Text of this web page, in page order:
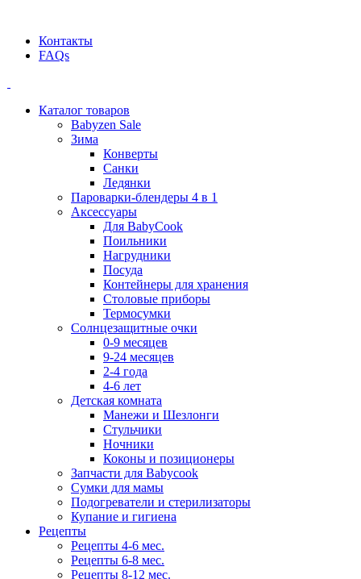
Контакты
FAQs
Каталог товаров
Babyzen Sale
Зима
Конверты
Санки
Ледянки
Пароварки-блендеры 4 в 1
Аксессуары
Для BabyCook
Поильники
Нагрудники
Посуда
Контейнеры для хранения
Столовые приборы
Термосумки
Солнцезащитные очки
0-9 месяцев
9-24 месяцев
2-4 года
4-6 лет
Детская комната
Манежи и Шезлонги
Стульчики
Ночники
Коконы и позиционеры
Запчасти для Babycook
Сумки для мамы
Подогреватели и стерилизаторы
Купание и гигиена
Рецепты
Рецепты 4-6 мес.
Рецепты 6-8 мес.
Рецепты 8-12 мес.